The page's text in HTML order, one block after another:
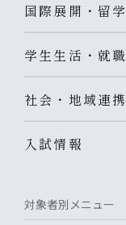
国際展開・留学
学生生活・就職
社会・地域連携
入試情報
対象者別メニュー